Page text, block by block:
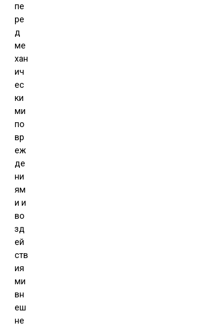
пе
ре
д
ме
хан
ич
ес
ки
ми
по
вр
еж
де
ни
ям
и и
во
зд
ей
ств
ия
ми
вн
еш
не